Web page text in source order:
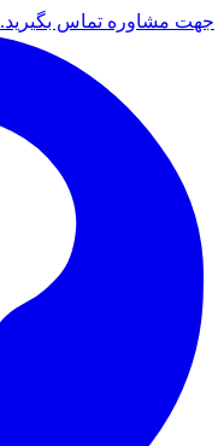
جهت مشاوره تماس بگیرید.